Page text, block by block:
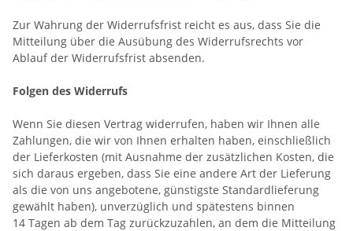
Zur Wahrung der Widerrufsfrist reicht es aus, dass Sie die
Mitteilung über die Ausübung des Widerrufsrechts vor
Ablauf der Widerrufsfrist absenden.
Folgen des Widerrufs
Wenn Sie diesen Vertrag widerrufen, haben wir Ihnen alle
Zahlungen, die wir von Ihnen erhalten haben, einschließlich
der Lieferkosten (mit Ausnahme der zusätzlichen Kosten, die
sich daraus ergeben, dass Sie eine andere Art der Lieferung
als die von uns angebotene, günstigste Standardlieferung
gewählt haben), unverzüglich und spätestens binnen
14 Tagen ab dem Tag zurückzuzahlen, an dem die Mitteilung